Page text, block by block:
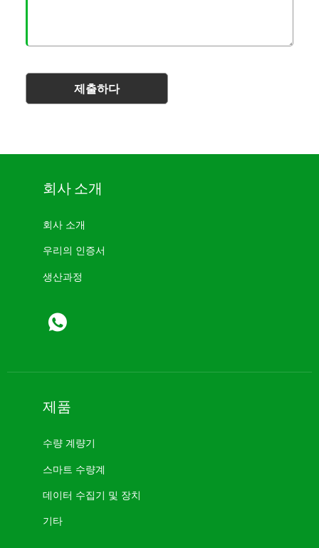
제출하다
회사 소개
회사 소개
우리의 인증서
생산과정
제품
수량 계량기
스마트 수량계
데이터 수집기 ​​및 장치
기타